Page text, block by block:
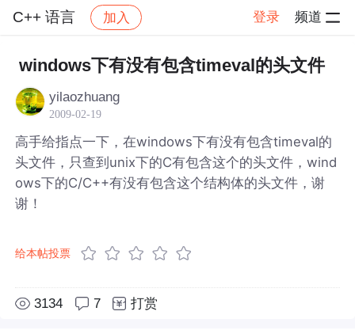
C++ 语言 加入 登录 频道
社区 C++ 语言 帖子详情
windows下有没有包含timeval的头文件
yilaozhuang
2009-02-19
高手给指点一下，在windows下有没有包含timeval的
头文件，只查到unix下的C有包含这个的头文件，wind
ows下的C/C++有没有包含这个结构体的头文件，谢
谢！
给本帖投票
3134 7 打赏